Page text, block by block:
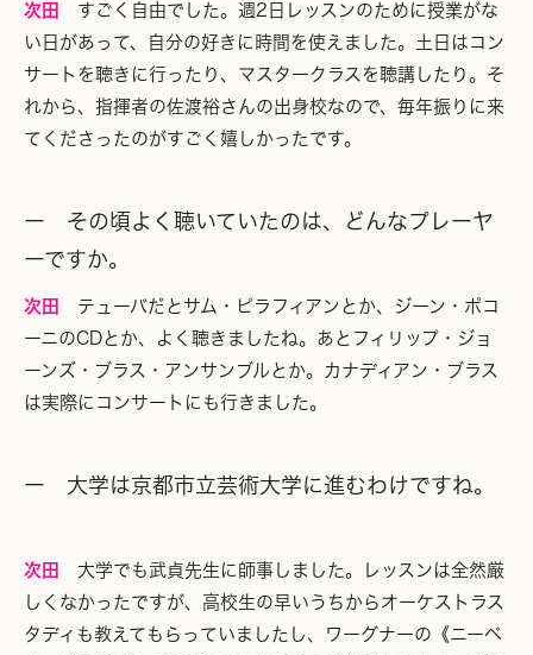
次田
すごく自由でした。週2日レッスンのために授業がな
い日があって、自分の好きに時間を使えました。土日はコン
サートを聴きに行ったり、マスタークラスを聴講したり。そ
れから、指揮者の佐渡裕さんの出身校なので、毎年振りに来
てくださったのがすごく嬉しかったです。
ー その頃よく聴いていたのは、どんなプレーヤ
ーですか。
次田
テューバだとサム・ピラフィアンとか、ジーン・ポコ
ーニのCDとか、よく聴きましたね。あとフィリップ・ジョ
ーンズ・ブラス・アンサンブルとか。カナディアン・ブラス
は実際にコンサートにも行きました。
ー 大学は京都市立芸術大学に進むわけですね。
次田
大学でも武貞先生に師事しました。レッスンは全然厳
しくなかったですが、高校生の早いうちからオーケストラス
タディも教えてもらっていましたし、ワーグナーの《ニーベ